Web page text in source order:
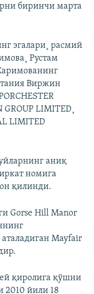
биринчи марта
эгалари¸ расмий
Рустам
Виржин
GROUP LIMITED¸
LIMITED
аниқ
номига
қилинди.
Gorse Hill Manor
Mayfair
қиролига қўшни
2010 йили 18